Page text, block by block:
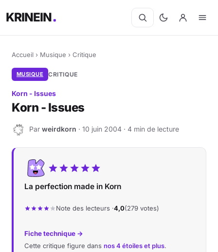
KRINEIN
Accueil › Musique › Critique
MUSIQUE CRITIQUE
Korn - Issues
Korn - Issues
W Par weirdkorn · 10 juin 2004 · 4 min de lecture
La perfection made in Korn
Note des lecteurs ·4,0(279 votes)
Fiche technique →
Cette critique figure dans nos 4 étoiles et plus.